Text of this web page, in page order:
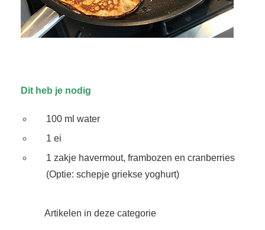
Dit heb je nodig
100 ml water
1 ei
1 zakje havermout, frambozen en cranberries
(Optie: schepje griekse yoghurt)
Artikelen in deze categorie